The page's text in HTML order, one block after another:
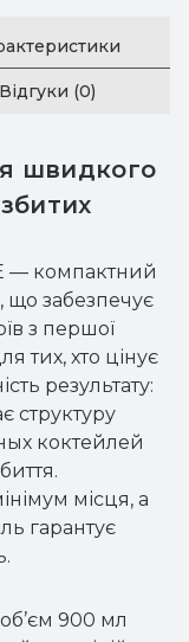
Відгуки (0)
швидкого
— компактний
що забезпечує
з першої
тих, хто цінує
результату:
структуру
коктейлей
місця, а
гарантує
об’єм 900 мл